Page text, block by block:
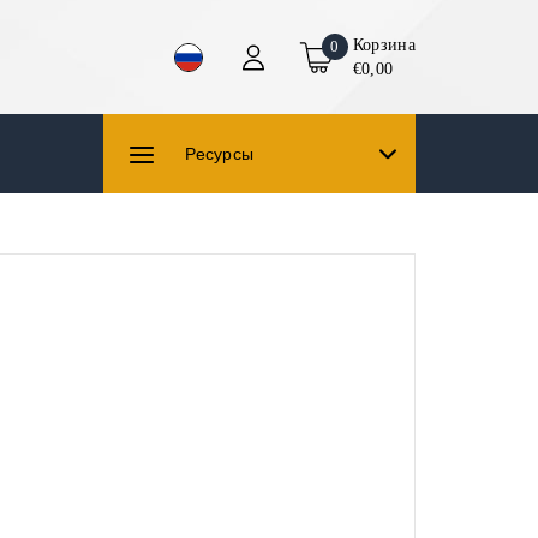
0
Корзина
€0,00
Ресурсы